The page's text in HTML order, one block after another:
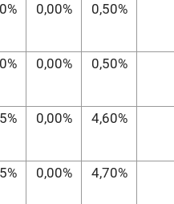
0,00% 0,50%
0,00% 0,50%
0,00% 4,60%
0,00% 4,70%